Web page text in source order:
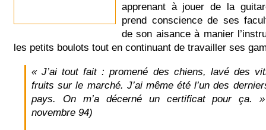
apprenant à jouer de la
prend conscience de ses
de son aisance à manier
les petits boulots tout en continuant de travailler ses
« J’ai tout fait : promené des chiens, lavé des
fruits sur le marché. J’ai même été l’un des
pays. On m’a décerné un certificat pour ça.
novembre 94)